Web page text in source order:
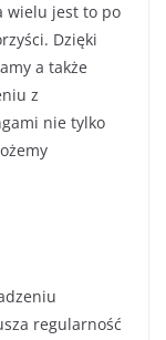
wielu jest to po
Dzięki
a także
z
nie tylko
regularność